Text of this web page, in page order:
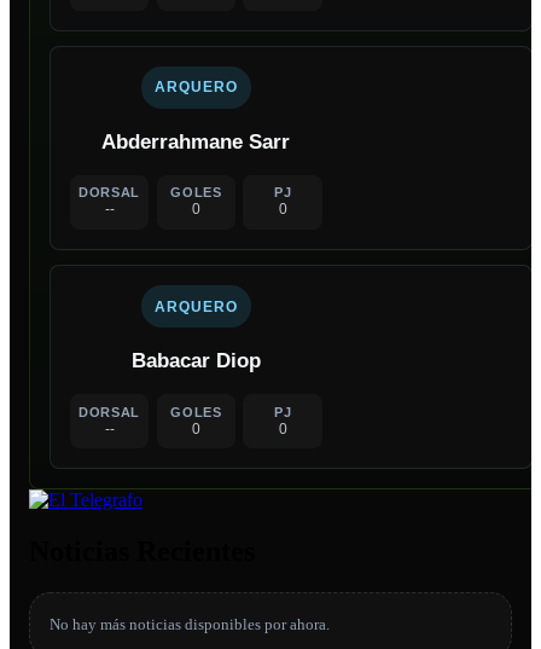
ARQUERO
Abderrahmane Sarr
DORSAL
--
GOLES
0
PJ
0
ARQUERO
Babacar Diop
DORSAL
--
GOLES
0
PJ
0
No hay más noticias disponibles por ahora.